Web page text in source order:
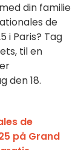
din familie
de
i Paris? Tag
til en
den 18.
de
på Grand